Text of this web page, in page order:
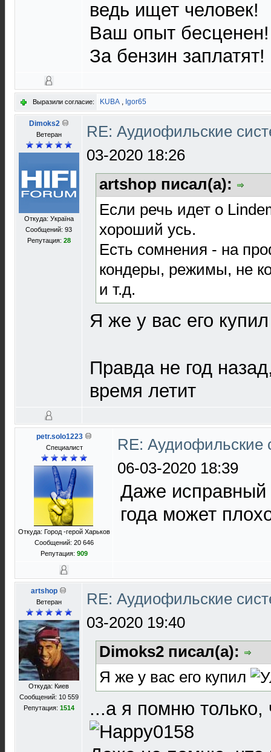
ведь ищет человек!
Ваш опыт бесценен!
За бензин заплатят!
Выразили согласие: KUBA , Igor65
Dimoks2
Ветеран
Откуда: Україна
Сообщений: 93
Репутация: 28
RE: Аудиофильские
03-2020 18:26
artshop писал(а):
Если речь идет о
хороший усь.
Есть сомнения - на
кондеры, режимы, не
и т.д.
Я же у вас его
Правда не год
время летит
petr.solo1223
Специалист
Откуда: Город -герой Харьков
Сообщений: 20 646
Репутация: 909
RE:
06-03-2020 18:39
Даже исправный
года может
artshop
Ветеран
Откуда: Киев
Сообщений: 10 559
Репутация: 1514
RE: Аудиофильские
03-2020 19:40
Dimoks2 писал(а):
Я же у вас его купил
...а я помню только,